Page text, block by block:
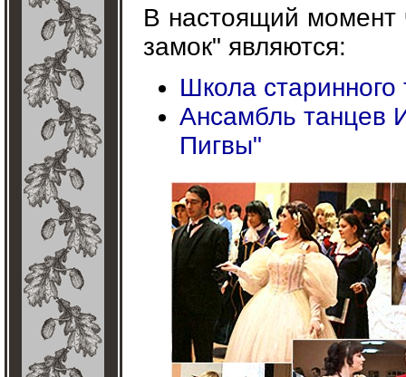
В настоящий
замок" являются:
Школа
Ансамбль танцев
Пигвы"